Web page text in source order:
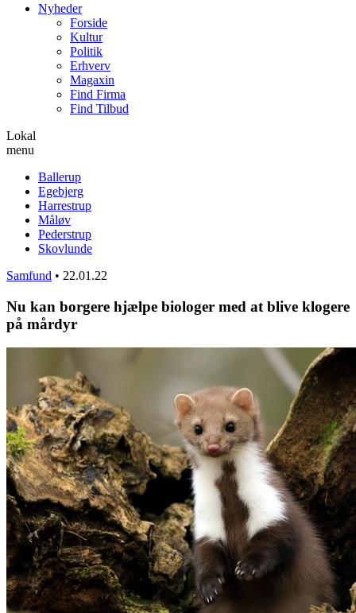
Nyheder
Forside
Kultur
Politik
Erhverv
Magaxin
Find Firma
Find Tilbud
Lokal
menu
Ballerup
Egebjerg
Harrestrup
Måløv
Pederstrup
Skovlunde
Samfund • 22.01.22
Nu kan borgere hjælpe biologer med at blive klogere
på mårdyr